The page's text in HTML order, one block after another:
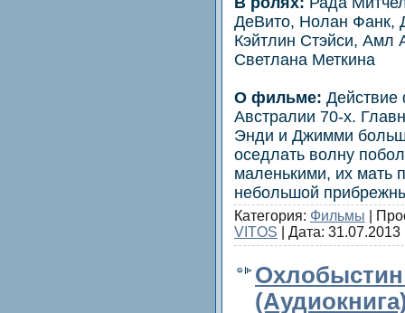
ДеВито, Нолан Фанк,
Кэйтлин Стэйси,
Светлана Меткина
О фильме: Действие
Австралии 70-х.
Энди и Джимми
оседлать волну
маленькими, их мать
небольшой
Категория: Фильмы |
VITOS | Дата: 31.07.2013